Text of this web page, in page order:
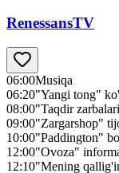
RenessansTV
06:00Musiqa
06:20"Yangi tong"
08:00"Taqdir
09:00"Zargarshop"
10:00"Paddington"
12:00"Ovoza"
12:10"Mening